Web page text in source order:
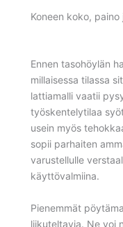
Koneen koko,
Ennen tasohöylän
millaisessa tilassa
lattiamalli vaatii
työskentelytilaa
usein myös
sopii parhaiten
varustellulle
käyttövalmiina.
Pienemmät
liikuteltavia. Ne voi